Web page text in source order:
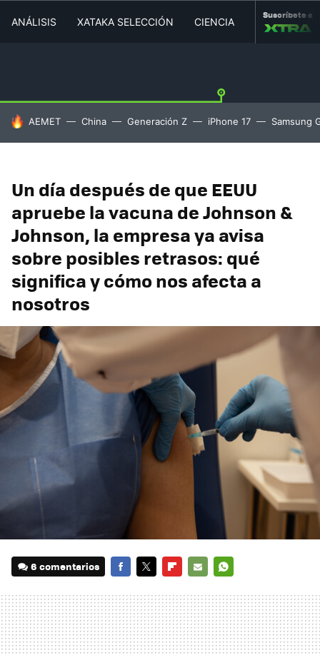
ANÁLISIS XATAKA SELECCIÓN CIENCIA MOVILIDAD
Suscríbete a
HOY SE HABLA DE
AEMET China Generación Z iPhone 17 Samsung
Un día después de que EEUU
apruebe la vacuna de Johnson &
Johnson, la empresa ya avisa
sobre posibles retrasos: qué
significa y cómo nos afecta a
nosotros
6 comentarios
MAIL